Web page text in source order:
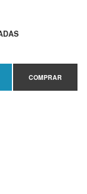
COMPRAR